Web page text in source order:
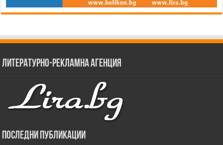
Литературно-рекламна агенция
Последни публикации